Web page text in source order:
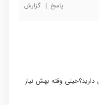
پاسخ | گزارش
دارید؟خیلی وقته بهش نیاز